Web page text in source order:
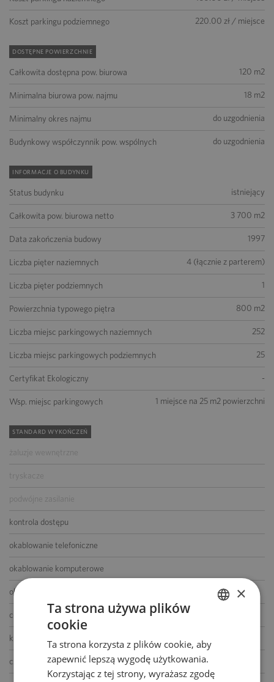
Koszt parkingu podziemnego 220.00 zł / miejsce
DOSTĘPNE POWIERZCHNIE
Całkowita dostępna pow. biurowa 120 m2
Minimalna biurowa pow. najmu 18 m2
Minimalny okres najmu do uzgodnienia
Budynkowy współczynnik pow. wspólnych do uzgodnienia
INFORMACJE O BUDYNKU
Status budynku istniejący
Całkowita pow. biurowa netto 3 700 m2
Data zakończenia budowy 1997
Liczba pięter naziemnych 4 (łącznie z parterem)
Liczba pięter podziemnych 1
Powierzchnia typowego piętra 800 m2
Liczba miejsc parkingowych naziemnych 252
Liczba miejsc parkingowych podziemnych 25
Certyfikat Ekologiczny -
Wsp. miejsc parkingowych 1 miejsce na 25 m2 powierzchni
STANDARD WYKOŃCZEŃ
żaluzje wewnętrzne
tryskacze
podwójne zasilanie
kontrola dostępu
okablowanie telefoniczne
okablowanie komputerowe
okablowanie elektryczne
centrala telefoniczna
klimatyzacja
czujniki dymu i ciepła
ENGLISH
×
Ta strona używa plików
cookie
Ta strona korzysta z plików cookie, aby
zapewnić lepszą wygodę użytkowania.
Korzystając z tej strony, wyrażasz zgodę